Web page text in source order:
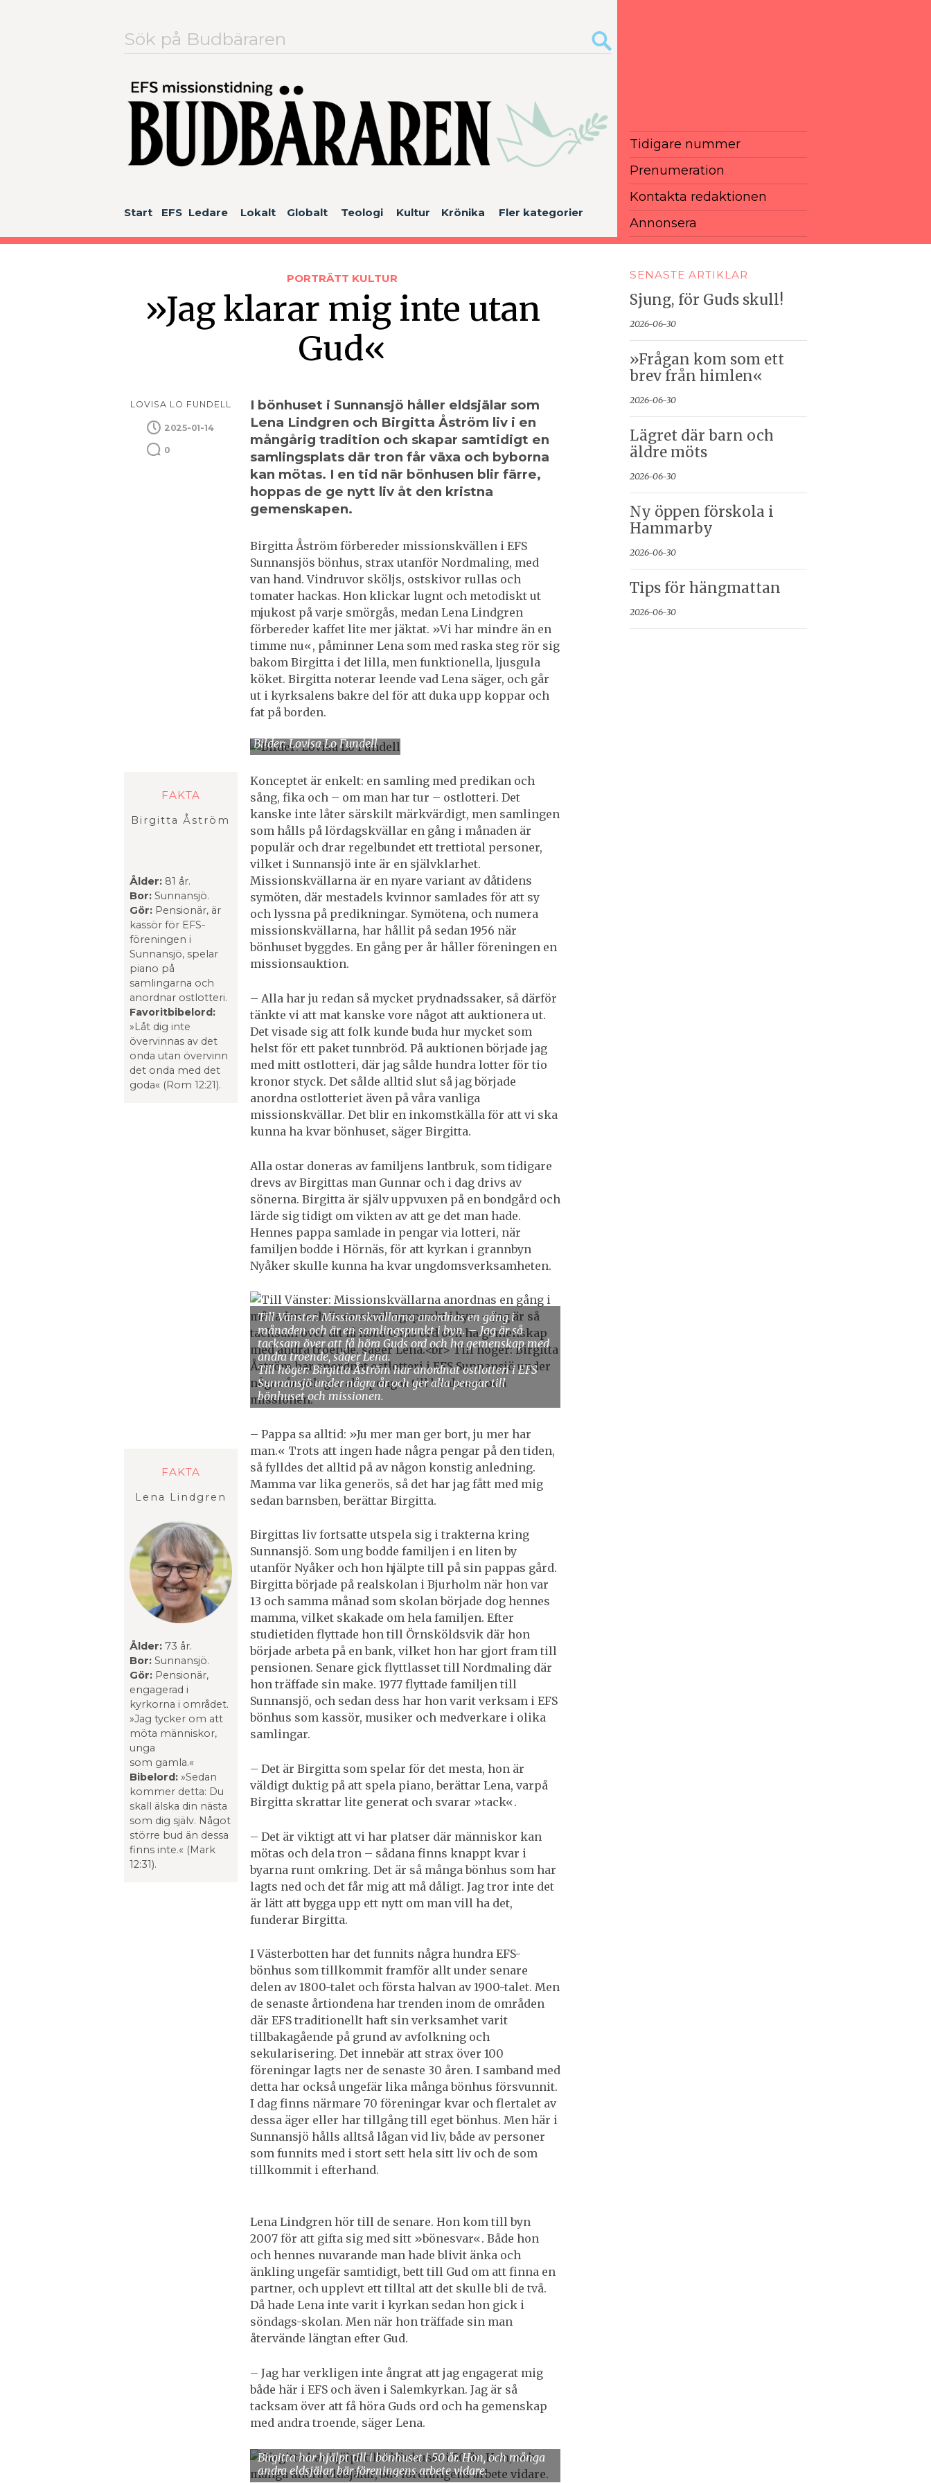
Sök
efter:
Start EFS Ledare Lokalt Globalt Teologi Kultur Krönika Fler kategorier
Tidigare nummer
Prenumeration
Kontakta redaktionen
Annonsera
PORTRÄTT KULTUR
»Jag klarar mig inte utan
Gud«
LOVISA LO FUNDELL
2025-01-14
0
I bönhuset i Sunnansjö håller eldsjälar som
Lena Lindgren och Birgitta Åström liv i en
mångårig tradition och skapar samtidigt en
samlingsplats där tron får växa och byborna
kan mötas. I en tid när bönhusen blir färre,
hoppas de ge nytt liv åt den kristna
gemenskapen.
Birgitta Åström förbereder missionskvällen i EFS
Sunnansjös bönhus, strax utanför Nordmaling, med
van hand. Vindruvor sköljs, ostskivor rullas och
tomater hackas. Hon klickar lugnt och metodiskt ut
mjukost på varje smörgås, medan Lena Lindgren
förbereder kaffet lite mer jäktat. »Vi har mindre än en
timme nu«, påminner Lena som med raska steg rör sig
bakom Birgitta i det lilla, men funktionella, ljusgula
köket. Birgitta noterar leende vad Lena säger, och går
ut i kyrksalens bakre del för att duka upp koppar och
fat på borden.
Bilder: Lovisa Lo Fundell
FAKTA
Birgitta Åström
Ålder: 81 år.
Bor: Sunnansjö.
Gör: Pensionär, är
kassör för EFS-
föreningen i
Sunnan­sjö, spelar
piano på
samlingarna och
anordnar ostlotteri.
Favoritbibelord:
»Låt dig inte
övervinnas av det
onda utan övervinn
det onda med det
goda« (Rom 12:21).
Konceptet är enkelt: en samling med predikan och
sång, fika och – om man har tur – ostlotteri. Det
kanske inte låter särskilt märkvärdigt, men samlingen
som hålls på lördagskvällar en gång i månaden är
populär och drar regelbundet ett trettiotal personer,
vilket i Sunnansjö inte är en självklarhet.
Missionskvällarna är en nyare variant av dåtidens
symöten, där mestadels kvinnor samlades för att sy
och lyssna på predikningar. Symötena, och numera
missionskvällarna, har hållit på sedan 1956 när
bönhuset byggdes. En gång per år håller föreningen en
missionsauktion.
– Alla har ju redan så mycket prydnadssaker, så därför
tänkte vi att mat kanske vore något att auktionera ut.
Det visade sig att folk kunde buda hur mycket som
helst för ett paket tunnbröd. På auktionen började jag
med mitt ostlotteri, där jag sålde hundra lotter för tio
kronor styck. Det sålde alltid slut så jag började
anordna ostlotteriet även på våra vanliga
missionskvällar. Det blir en inkomstkälla för att vi ska
kunna ha kvar bönhuset, säger Birgitta.
Alla ostar doneras av familjens lantbruk, som tidigare
drevs av Birgittas man Gunnar och i dag drivs av
sönerna. Birgitta är själv uppvuxen på en bondgård och
lärde sig tidigt om vikten av att ge det man hade.
Hennes pappa samlade in pengar via lotteri, när
familjen bodde i Hörnäs, för att kyrkan i grannbyn
Nyåker skulle kunna ha kvar ungdomsverksamheten.
Till Vänster: Missionskvällarna anordnas en gång i
månaden och är en samlingspunkt i byn. – Jag är så
tacksam över att få höra Guds ord och ha gemenskap med
andra troende, säger Lena.
Till höger: Birgitta Åström har anordnat ostlotteri i EFS
Sunnansjö under några år och ger alla pengar till
bönhuset och missionen.
FAKTA
Lena Lindgren
Ålder: 73 år.
Bor: Sunnansjö.
Gör: Pensionär,
engagerad i
kyrkorna i området.
»Jag tycker om att
möta människor,
unga
som gamla.«
Bibelord: »Sedan
kommer detta: Du
skall älska din nästa
som dig själv. Något
större bud än dessa
finns inte.« (Mark
12:31).
– Pappa sa alltid: »Ju mer man ger bort, ju mer har
man.« Trots att ingen hade några pengar på den tiden,
så fylldes det alltid på av någon konstig anledning.
Mamma var lika generös, så det har jag fått med mig
sedan barnsben, berättar Birgitta.
Birgittas liv fortsatte utspela sig i trakterna kring
Sunnansjö. Som ung bodde familjen i en liten by
utanför Nyåker och hon hjälpte till på sin pappas gård.
Birgitta började på realskolan i Bjurholm när hon var
13 och samma månad som skolan började dog hennes
mamma, vilket skakade om hela familjen. Efter
studietiden flyttade hon till Örnsköldsvik där hon
började arbeta på en bank, vilket hon har gjort fram till
pensionen. Senare gick flyttlasset till Nordmaling där
hon träffade sin make. 1977 flyttade familjen till
Sunnansjö, och sedan dess har hon varit verksam i EFS
bönhus som kassör, musiker och medverkare i olika
samlingar.
– Det är Birgitta som spelar för det mesta, hon är
väldigt duktig på att spela piano, berättar Lena, varpå
Birgitta skrattar lite generat och svarar »tack«.
– Det är viktigt att vi har platser där människor kan
mötas och dela tron – sådana finns knappt kvar i
byarna runt omkring. Det är så många bönhus som har
lagts ned och det får mig att må dåligt. Jag tror inte det
är lätt att bygga upp ett nytt om man vill ha det,
funderar Birgitta.
I Västerbotten har det funnits några hundra EFS-
bönhus som tillkommit framför allt under senare
delen av 1800-talet och första halvan av 1900-talet. Men
de senaste årtiondena har trenden inom de områden
där EFS traditionellt haft sin verksamhet varit
tillbakagående på grund av avfolkning och
sekularisering. Det innebär att strax över 100
föreningar lagts ner de senaste 30 åren. I samband med
detta har också ungefär lika många bönhus försvunnit.
I dag finns närmare 70 föreningar kvar och flertalet av
dessa äger eller har tillgång till eget bönhus. Men här i
Sunnansjö hålls alltså lågan vid liv, både av personer
som funnits med i stort sett hela sitt liv och de som
tillkommit i efterhand.
Lena Lindgren hör till de senare. Hon kom till byn
2007 för att gifta sig med sitt »bönesvar«. Både hon
och hennes nuvarande man hade blivit änka och
änkling ungefär samtidigt, bett till Gud om att finna en
partner, och upplevt ett tilltal att det skulle bli de två.
Då hade Lena inte varit i kyrkan sedan hon gick i
söndags-skolan. Men när hon träffade sin man
återvände längtan efter Gud.
– Jag har verkligen inte ångrat att jag engagerat mig
både här i EFS och även i Salemkyrkan. Jag är så
tacksam över att få höra Guds ord och ha gemenskap
med andra troende, säger Lena.
Birgitta har hjälpt till i bönhuset i 50 år. Hon, och många
andra eldsjälar, bär föreningens arbete vidare.
SENASTE ARTIKLAR
Sjung, för Guds skull!
2026-06-30
»Frågan kom som ett
brev från himlen«
2026-06-30
Lägret där barn och
äldre möts
2026-06-30
Ny öppen förskola i
Hammarby
2026-06-30
Tips för hängmattan
2026-06-30